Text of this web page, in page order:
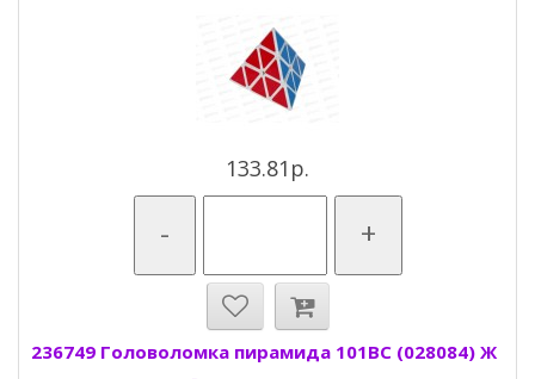
133.81р.
- +
236749 Головоломка пирамида 101ВС (028084) Ж